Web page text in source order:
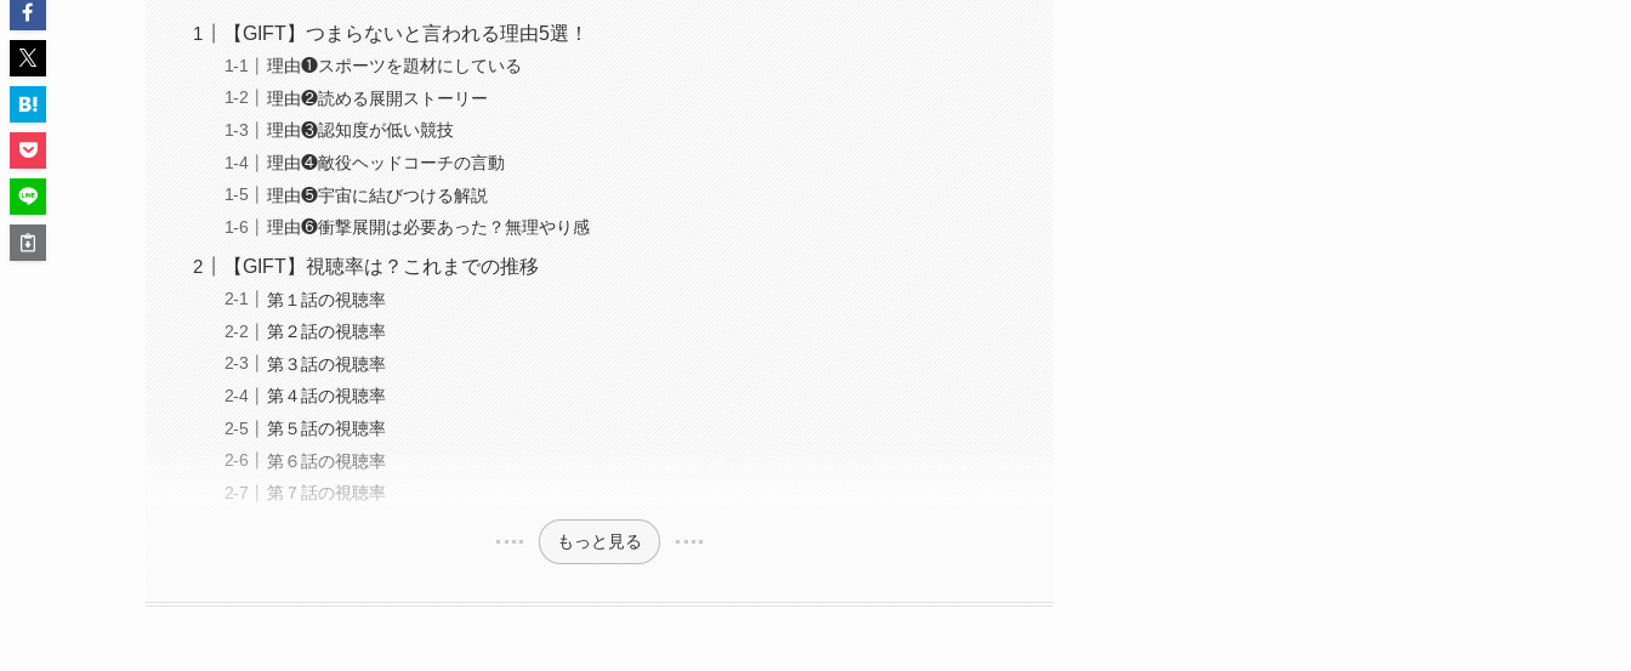
【GIFT】つまらないと言われる理由5選！
理由❶スポーツを題材にしている
理由❷読める展開ストーリー
理由❸認知度が低い競技
理由❹敵役ヘッドコーチの言動
理由❺宇宙に結びつける解説
理由❻衝撃展開は必要あった？無理やり感
【GIFT】視聴率は？これまでの推移
第１話の視聴率
第２話の視聴率
第３話の視聴率
第４話の視聴率
第５話の視聴率
第６話の視聴率
第７話の視聴率
もっと見る